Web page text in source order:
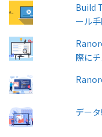
Build
ール
際に
デー